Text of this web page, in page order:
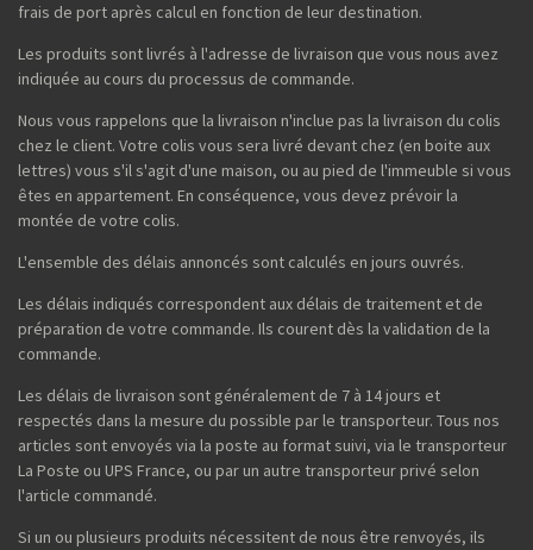
frais de port après calcul en fonction de leur destination.
Les produits sont livrés à l'adresse de livraison que vous nous avez
indiquée au cours du processus de commande.
Nous vous rappelons que la livraison n'inclue pas la livraison du colis
chez le client. Votre colis vous sera livré devant chez (en boite aux
lettres) vous s'il s'agit d'une maison, ou au pied de l'immeuble si vous
êtes en appartement. En conséquence, vous devez prévoir la
montée de votre colis.
L'ensemble des délais annoncés sont calculés en jours ouvrés.
Les délais indiqués correspondent aux délais de traitement et de
préparation de votre commande. Ils courent dès la validation de la
commande.
Les délais de livraison sont généralement de 7 à 14 jours et
respectés dans la mesure du possible par le transporteur. Tous nos
articles sont envoyés via la poste au format suivi, via le transporteur
La Poste ou UPS France, ou par un autre transporteur privé selon
l'article commandé.
Si un ou plusieurs produits nécessitent de nous être renvoyés, ils